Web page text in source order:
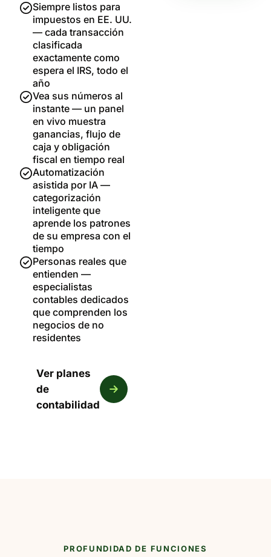
Siempre listos para
impuestos en EE. UU.
— cada transacción
clasificada
exactamente como
espera el IRS, todo el
año
Vea sus números al
instante — un panel
en vivo muestra
ganancias, flujo de
caja y obligación
fiscal en tiempo real
Automatización
asistida por IA —
categorización
inteligente que
aprende los patrones
de su empresa con el
tiempo
Personas reales que
entienden —
especialistas
contables dedicados
que comprenden los
negocios de no
residentes
Ver planes
de
contabilidad
PROFUNDIDAD DE FUNCIONES